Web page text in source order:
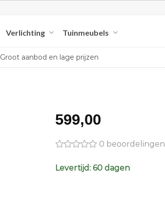
Verlichting Tuinmeubels
Groot aanbod en lage prijzen
599,00
0 beoordelingen
Levertijd: 60 dagen